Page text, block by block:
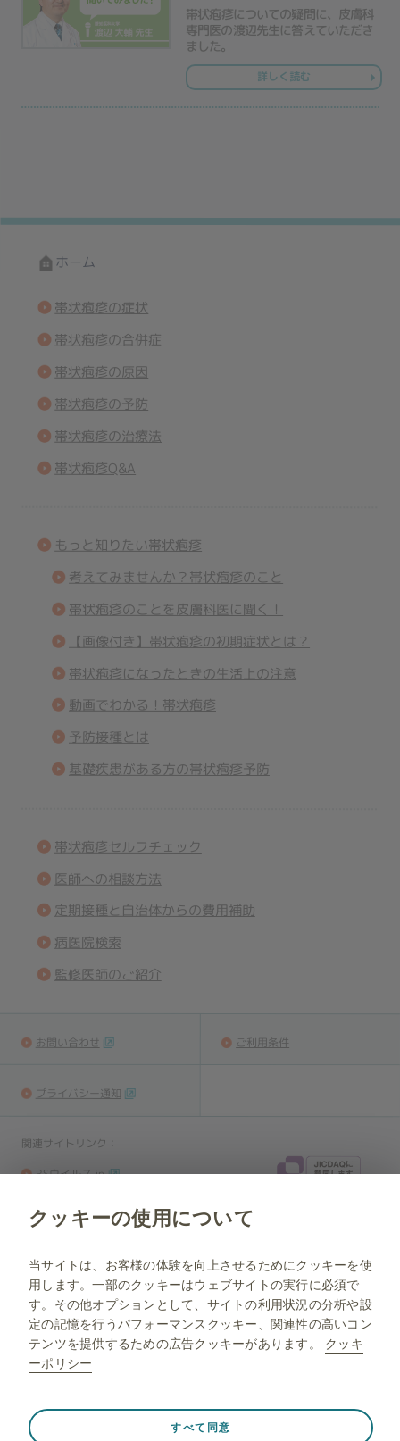
帯状疱疹についての疑問に、皮膚科
専門医の渡辺先生に答えていただき
ました。
詳しく読む
ホーム
帯状疱疹の症状
帯状疱疹の合併症
帯状疱疹の原因
帯状疱疹の予防
帯状疱疹の治療法
帯状疱疹Q&A
もっと知りたい帯状疱疹
考えてみませんか？帯状疱疹のこと
帯状疱疹のことを皮膚科医に聞く！
【画像付き】帯状疱疹の初期症状とは？
帯状疱疹になったときの生活上の注意
動画でわかる！帯状疱疹
予防接種とは
基礎疾患がある方の帯状疱疹予防
帯状疱疹セルフチェック
医師への相談方法
定期接種と自治体からの費用補助
病医院検索
監修医師のご紹介
お問い合わせ ご利用条件
プライバシー通知
関連サイトリンク：
RSウイルス.jp
NP-JP-NA-WCNT-210045 2026.07
当ウェブサイトは、日本国内に居住している方を対象に制作されていま
す。
クッキーの使用について
当サイトは、お客様の体験を向上させるためにクッキーを使
用します。一部のクッキーはウェブサイトの実行に必須で
す。その他オプションとして、サイトの利用状況の分析や設
定の記憶を行うパフォーマンスクッキー、関連性の高いコン
テンツを提供するための広告クッキーがあります。 クッキ
ーポリシー
Strictly necessary（必須） ❮
すべて同意